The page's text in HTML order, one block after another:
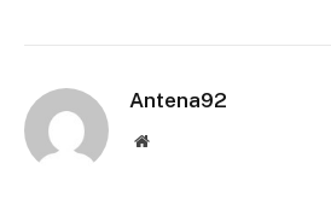
Antena92
Website